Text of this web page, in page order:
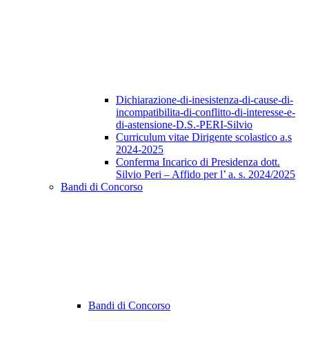
Dichiarazione-di-inesistenza-di-cause-di-
incompatibilita-di-conflitto-di-interesse-e-
di-astensione-D.S.-PERI-Silvio
Curriculum vitae Dirigente scolastico a.s
2024-2025
Conferma Incarico di Presidenza dott.
Silvio Peri – Affido per l’ a. s. 2024/2025
Bandi di Concorso
Bandi di Concorso